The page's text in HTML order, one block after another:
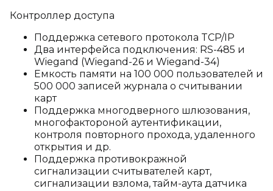
Контроллер доступа
Поддержка сетевого протокола TCP/IP
Два интерфейса подключения: RS-485 и
Wiegand (Wiegand-26 и Wiegand-34)
Емкость памяти на 100 000 пользователей и
500 000 записей журнала о считывании
карт
Поддержка многодверного шлюзования,
многофактороной аутентификации,
контроля повторного прохода, удаленного
открытия и др.
Поддержка противокражной
сигнализации считывателей карт,
сигнализации взлома, тайм-аута датчика